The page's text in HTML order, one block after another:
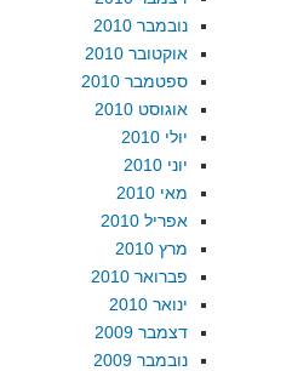
נובמבר 2010
אוקטובר 2010
ספטמבר 2010
אוגוסט 2010
יולי 2010
יוני 2010
מאי 2010
אפריל 2010
מרץ 2010
פברואר 2010
ינואר 2010
דצמבר 2009
נובמבר 2009